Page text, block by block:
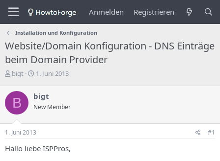
Anmelden Registrieren
Installation und Konfiguration
Website/Domain Konfiguration - DNS Einträge
beim Domain Provider
E
s
t
e
l
l
e
d
bigt
E
t
e
l
u
g
1. Juni 2013
B bigt
New Member
1. Juni 2013 #1
Hallo liebe ISPPros,